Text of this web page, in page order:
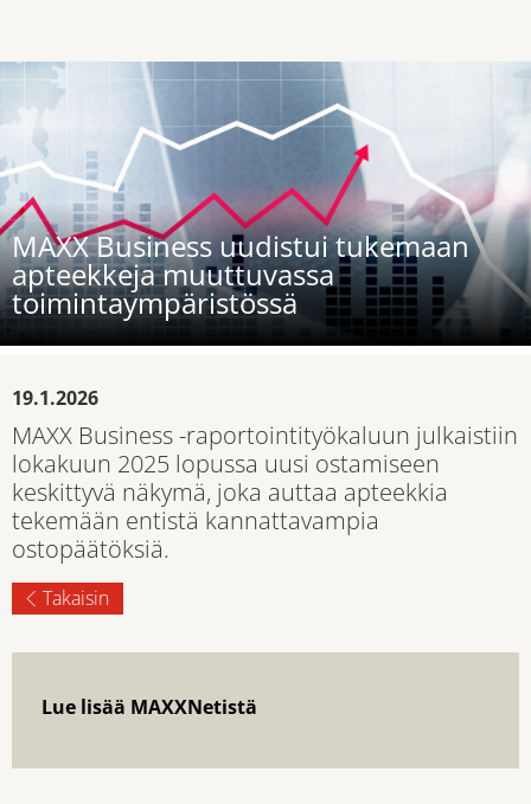
MAXX Business uudistui tukemaan
apteekkeja muuttuvassa
toimintaympäristössä
19.1.2026
MAXX Business -raportointityökaluun julkaistiin
lokakuun 2025 lopussa uusi ostamiseen
keskittyvä näkymä, joka auttaa apteekkia
tekemään entistä kannattavampia
ostopäätöksiä.
Takaisin
Lue lisää MAXXNetistä